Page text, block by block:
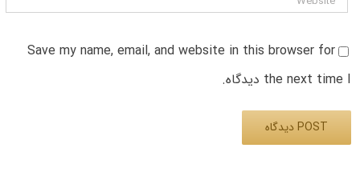
Save my name, email, and website in this browser for
the next time I دیدگاه.